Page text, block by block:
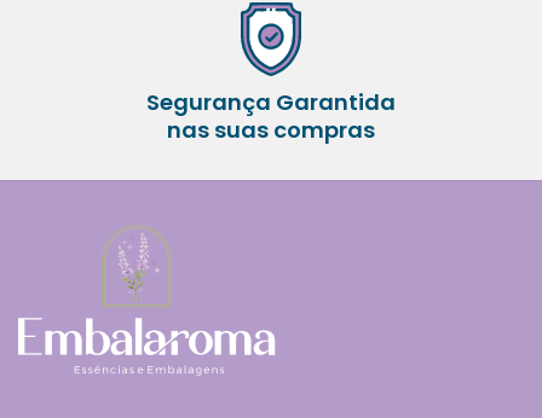
Segurança Garantida
nas suas compras